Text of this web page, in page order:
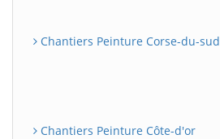
Chantiers Peinture Corse-du-sud
Chantiers Peinture Côte-d'or